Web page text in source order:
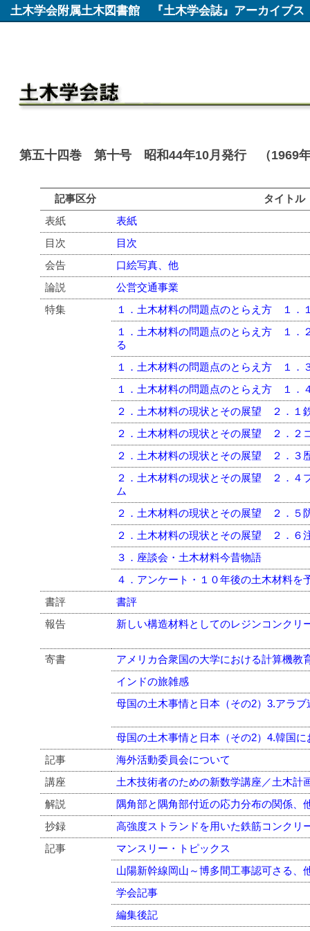
土木学会附属土木図書館 『土木学会誌』アーカイブス
第五十四巻 第十号 昭和44年10月発行 （1969
記事区分
タイトル
表紙
表紙
目次
目次
会告
口絵写真、他
論説
公営交通事業
特集
１．土木材料の問題点のとらえ方 １．
１．土木材料の問題点のとらえ方 １．
る
１．土木材料の問題点のとらえ方 １．
１．土木材料の問題点のとらえ方 １．
２．土木材料の現状とその展望 ２．１
２．土木材料の現状とその展望 ２．２
２．土木材料の現状とその展望 ２．３
２．土木材料の現状とその展望 ２．４
ム
２．土木材料の現状とその展望 ２．５
２．土木材料の現状とその展望 ２．６
３．座談会・土木材料今昔物語
４．アンケート・１０年後の土木材料を
書評
書評
報告
新しい構造材料としてのレジンコンクリ
寄書
アメリカ合衆国の大学における計算機教
インドの旅雑感
母国の土木事情と日本（その2）3.アラ
母国の土木事情と日本（その2）4.韓国
記事
海外活動委員会について
講座
土木技術者のための新数学講座／土木計
解説
隅角部と隅角部付近の応力分布の関係、
抄録
高強度ストランドを用いた鉄筋コンクリ
記事
マンスリー・トピックス
山陽新幹線岡山～博多間工事認可さる、
学会記事
編集後記